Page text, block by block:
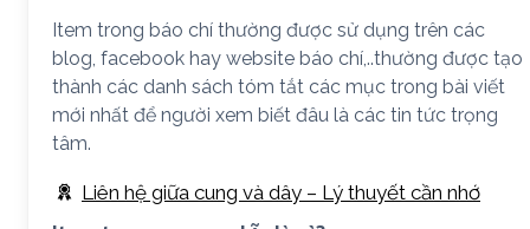
Item trong báo chí thường được sử dụng trên các
blog, facebook hay website báo chí,..thường được tạo
thành các danh sách tóm tắt các mục trong bài viết
mới nhất để người xem biết đâu là các tin tức trọng
tâm.
Liên hệ giữa cung và dây – Lý thuyết cần nhớ